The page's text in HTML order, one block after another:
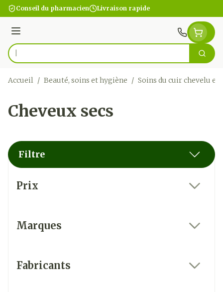
Aller au contenu
Conseil du pharmacien Livraison rapide
Menu
Rechercher
Accueil / Beauté, soins et hygiène / Soins du cuir chevelu et
Cheveux secs
Filtre
Prix
Marques
Fabricants